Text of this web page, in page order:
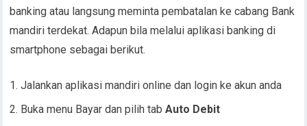
banking atau langsung meminta pembatalan ke cabang Bank
mandiri terdekat. Adapun bila melalui aplikasi banking di
smartphone sebagai berikut.
Jalankan aplikasi mandiri online dan login ke akun anda
Buka menu Bayar dan pilih tabAuto Debit